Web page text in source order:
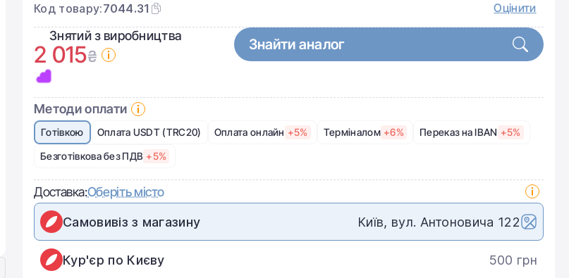
Код товару:7044.31 Оцінити
Знятий з виробництва
2 015₴
Знайти аналог
Методи оплати
Готівкою Оплата USDT (TRC20) Оплата онлайн +5% Терміналом +6% Переказ на IBAN +5%
Безготівкова без ПДВ +5%
Доставка:Оберіть місто
Самовивіз з магазину Київ, вул. Антоновича 122
Кур'єр по Києву 500 грн